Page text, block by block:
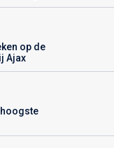
op de
Ajax